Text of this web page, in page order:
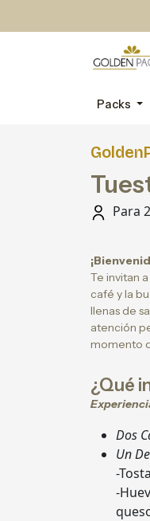
Packs
Para
Te invitan
café y la
llenas de
atención
momento
¿Qué
Dos
Un
-
-